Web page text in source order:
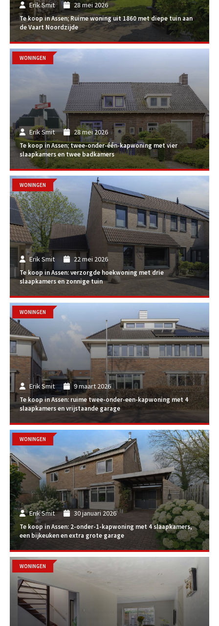
Erik Smit 28 mei 2026
Te koop in Assen; Ruime woning uit 1860 met diepe tuin aan
de Vaart Noordzijde
Erik Smit 28 mei 2026
Te koop in Assen; twee-onder-één-kapwoning met vier
slaapkamers en twee badkamers
WONINGEN
Erik Smit 22 mei 2026
Te koop in Assen: verzorgde hoekwoning met drie
slaapkamers en zonnige tuin
WONINGEN
Erik Smit 9 maart 2026
Te koop in Assen: ruime twee-onder-een-kapwoning met 4
slaapkamers en vrijstaande garage
WONINGEN
Erik Smit 30 januari 2026
Te koop in Assen: 2-onder-1-kapwoning met 4 slaapkamers,
een bijkeuken en extra grote garage
WONINGEN
WONINGEN